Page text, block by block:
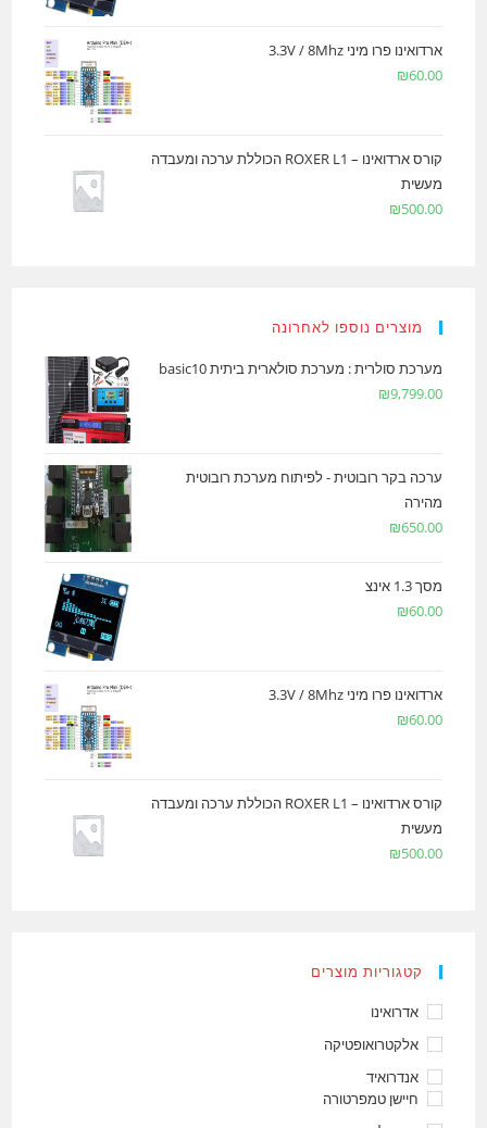
ארדואינו פרו מיני 3.3V / 8Mhz
₪60.00
קורס ארדואינו – ROXER L1 הכוללת ערכה ומעבדה
מעשית
₪500.00
מוצרים נוספו לאחרונה
מערכת סולרית : מערכת סולארית ביתית basic10
₪9,799.00
ערכה בקר רובוטית - לפיתוח מערכת רובוטית
מהירה
₪650.00
מסך 1.3 אינצ
₪60.00
ארדואינו פרו מיני 3.3V / 8Mhz
₪60.00
קורס ארדואינו – ROXER L1 הכוללת ערכה ומעבדה
מעשית
₪500.00
קטגוריות מוצרים
אדרואינו
אלקטרואופטיקה
אנדרואיד
חיישן טמפרטורה